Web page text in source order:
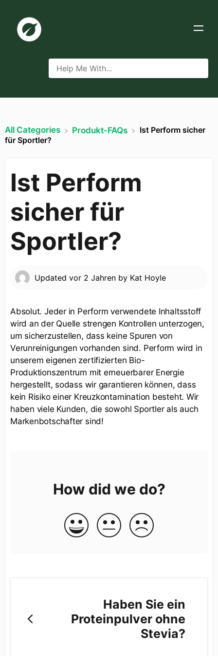
All Categories ​Produkt-FAQs
Ist Perform sicher
für Sportler?
Ist Perform
sicher für
Sportler?
Updated vor 2 Jahren by Kat Hoyle
Absolut. Jeder in Perform verwendete Inhaltsstoff
wird an der Quelle strengen Kontrollen unterzogen,
um sicherzustellen, dass keine Spuren von
Verunreinigungen vorhanden sind. Perform wird in
unserem eigenen zertifizierten Bio-
Produktionszentrum mit erneuerbarer Energie
hergestellt, sodass wir garantieren können, dass
kein Risiko einer Kreuzkontamination besteht. Wir
haben viele Kunden, die sowohl Sportler als auch
Markenbotschafter sind!
How did we do?
Haben Sie ein
Proteinpulver ohne
Stevia?